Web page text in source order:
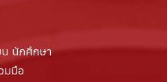
น นักศึกษา
มมือ